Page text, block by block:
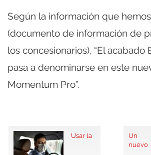
Según la información que
(documento de información de
los concesionarios), “El acabado
pasa a denominarse en este
Momentum Pro”.
Usar la
Un
nuevo